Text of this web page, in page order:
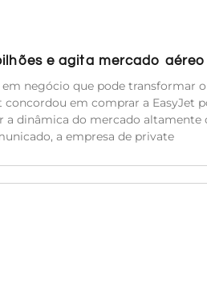
e agita mercado
negócio que pode transformar
em comprar a EasyJet
dinâmica do mercado altamente
a empresa de private